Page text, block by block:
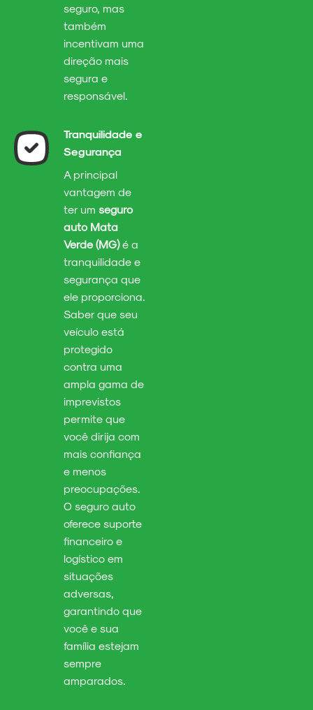
seguro, mas
também
incentivam uma
direção mais
segura e
responsável.
Tranquilidade e
Segurança
A principal
vantagem de
ter um seguro
auto Mata
Verde (MG)é a
tranquilidade e
segurança que
ele proporciona.
Saber que seu
veículo está
protegido
contra uma
ampla gama de
imprevistos
permite que
você dirija com
mais confiança
e menos
preocupações.
O seguro auto
oferece suporte
financeiro e
logístico em
situações
adversas,
garantindo que
você e sua
família estejam
sempre
amparados.